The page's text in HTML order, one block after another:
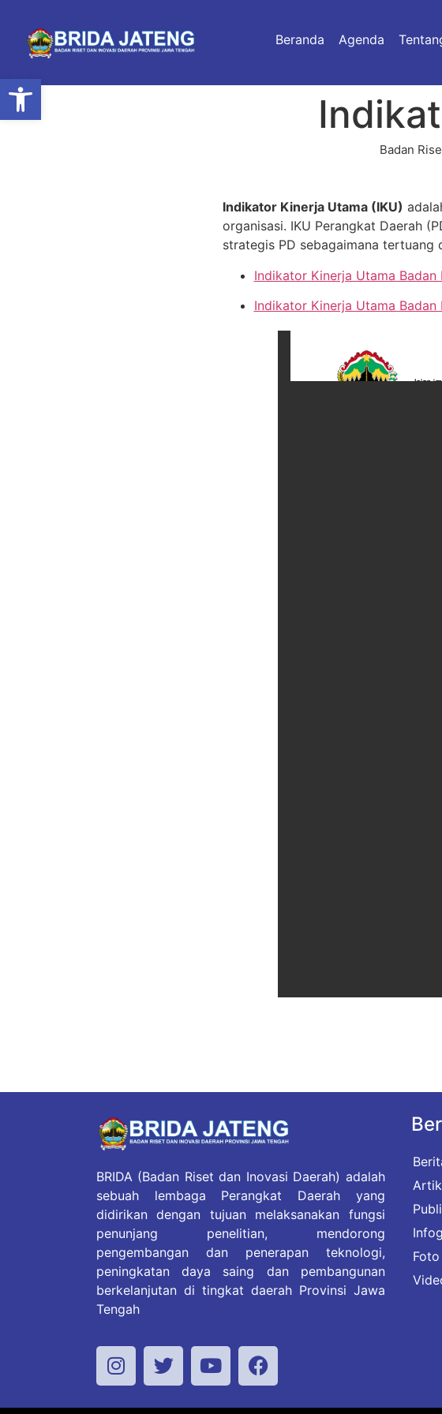
Open toolbar
Beranda Agenda
Badan
Indikator Kinerja Utama (IKU)
organisasi. IKU Perangkat Daerah
strategis PD sebagaimana tertuang
Indikator Kinerja Utama
Indikator Kinerja Utama
BRIDA (Badan Riset dan Inovasi Daerah) adalah
sebuah lembaga Perangkat Daerah yang
didirikan dengan tujuan melaksanakan fungsi
penunjang penelitian, mendorong
pengembangan dan penerapan teknologi,
peningkatan daya saing dan pembangunan
berkelanjutan di tingkat daerah Provinsi Jawa
Tengah
Foto